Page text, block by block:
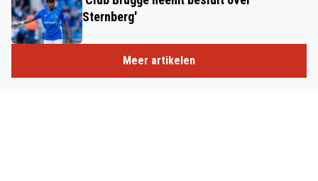
Sternberg'
Meer artikelen